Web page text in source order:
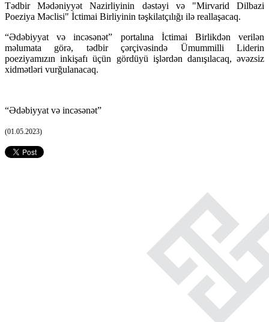
Tədbir Mədəniyyət Nazirliyinin dəstəyi və "Mirvarid Dilbazi
Poeziya Məclisi" İctimai Birliyinin təşkilatçılığı ilə reallaşacaq.
“Ədəbiyyat və incəsənət” portalına İctimai Birlikdən verilən
məlumata görə, tədbir çərçivəsində Ümummilli Liderin
poeziyamızın inkişafı üçün gördüyü işlərdən danışılacaq, əvəzsiz
xidmətləri vurğulanacaq.
“Ədəbiyyat və incəsənət”
(01.05.2023)